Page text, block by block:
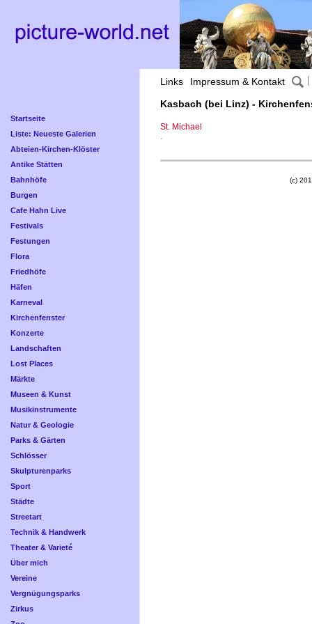
Links Impressum & Kontakt
Startseite
Liste: Neueste Galerien
Abteien-Kirchen-Klöster
Antike Stätten
Bahnhöfe
Burgen
Cafe Hahn Live
Festivals
Festungen
Flora
Friedhöfe
Häfen
Karneval
Kirchenfenster
Konzerte
Landschaften
Lost Places
Märkte
Museen & Kunst
Musikinstrumente
Natur & Geologie
Parks & Gärten
Schlösser
Skulpturenparks
Sport
Städte
Streetart
Technik & Handwerk
Theater & Varieté
Über mich
Vereine
Vergnügungsparks
Zirkus
Kasbach (bei Linz) -
St. Michael
.
(c)